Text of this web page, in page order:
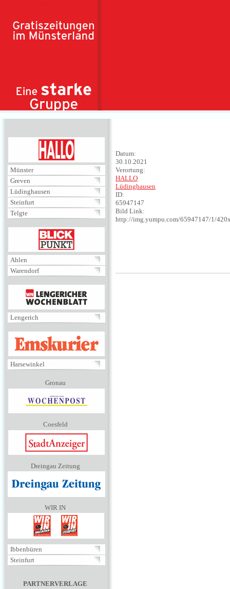
Münster
Greven
Lüdinghausen
Steinfurt
Telgte
BLICKPUNKT
Ahlen
Warendorf
MENÜ
Lengerich
EMSKURIER
Harsewinkel
Gronau
Coesfeld
Dreingau Zeitung
WIR IN
Ibbenbüren
Steinfurt
PARTNERVERLAGE
Datum:
30.10.2021
Verortung:
HALLO
Lüdinghausen
ID:
65947147
Bild Link:
http://img.yumpu.com/65947147/1/